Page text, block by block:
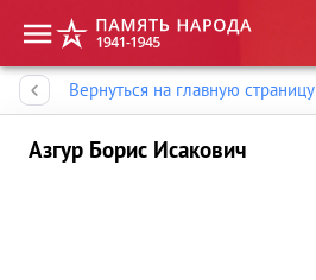
Вернуться на главную страницу
Азгур Борис Исакович
Память народа